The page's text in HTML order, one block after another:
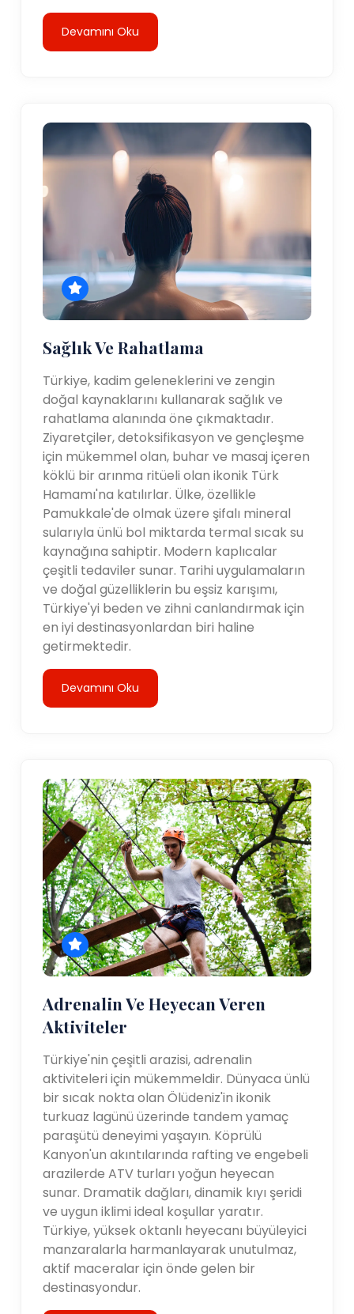
Devamını Oku
Sağlık Ve Rahatlama
Türkiye, kadim geleneklerini ve zengin
doğal kaynaklarını kullanarak sağlık ve
rahatlama alanında öne çıkmaktadır.
Ziyaretçiler, detoksifikasyon ve gençleşme
için mükemmel olan, buhar ve masaj içeren
köklü bir arınma ritüeli olan ikonik Türk
Hamamı'na katılırlar. Ülke, özellikle
Pamukkale'de olmak üzere şifalı mineral
sularıyla ünlü bol miktarda termal sıcak su
kaynağına sahiptir. Modern kaplıcalar
çeşitli tedaviler sunar. Tarihi uygulamaların
ve doğal güzelliklerin bu eşsiz karışımı,
Türkiye'yi beden ve zihni canlandırmak için
en iyi destinasyonlardan biri haline
getirmektedir.
Devamını Oku
Adrenalin Ve Heyecan Veren
Aktiviteler
Türkiye'nin çeşitli arazisi, adrenalin
aktiviteleri için mükemmeldir. Dünyaca ünlü
bir sıcak nokta olan Ölüdeniz'in ikonik
turkuaz lagünü üzerinde tandem yamaç
paraşütü deneyimi yaşayın. Köprülü
Kanyon'un akıntılarında rafting ve engebeli
arazilerde ATV turları yoğun heyecan
sunar. Dramatik dağları, dinamik kıyı şeridi
ve uygun iklimi ideal koşullar yaratır.
Türkiye, yüksek oktanlı heyecanı büyüleyici
manzaralarla harmanlayarak unutulmaz,
aktif maceralar için önde gelen bir
destinasyondur.